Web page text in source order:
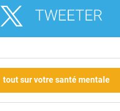
tout sur votre santé mentale